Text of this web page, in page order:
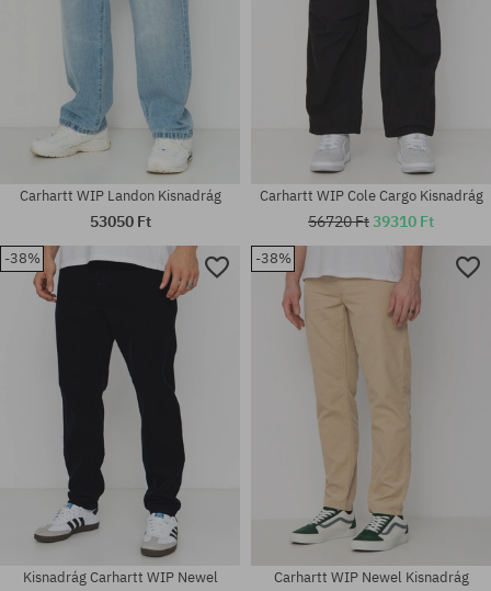
Elérhető méretek:
Elérhető méretek:
Carhartt WIP Landon Kisnadrág
53050 Ft
Carhartt WIP Cole Cargo Kisnadrág
56720 Ft39310 Ft
-38%
Kisnadrág Carhartt WIP Newel
-38%
Carhartt WIP Newel Kisnadrág